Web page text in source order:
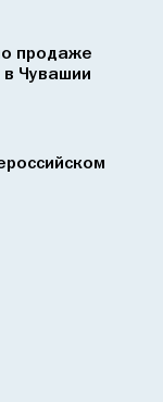
продаже
Чувашии